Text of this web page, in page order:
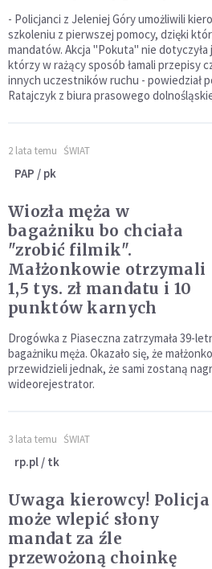
- Policjanci z Jeleniej Góry umożliwili
szkoleniu z pierwszej pomocy, dzięki
mandatów. Akcja "Pokuta" nie
którzy w rażący sposób łamali przepisy
innych uczestników ruchu - powiedział
Ratajczyk z biura prasowego
2 lata temu ŚWIAT
PAP / pk
Wiozła męża w
bagażniku bo chciała
"zrobić filmik".
Małżonkowie otrzymali
1,5 tys. zł mandatu i 10
punktów karnych
Drogówka z Piaseczna zatrzymała 39-
bagażniku męża. Okazało się, że
przewidzieli jednak, że sami zostaną
wideorejestrator.
3 lata temu ŚWIAT
rp.pl / tk
Uwaga kierowcy! Policja
może wlepić słony
mandat za źle
przewożoną choinkę